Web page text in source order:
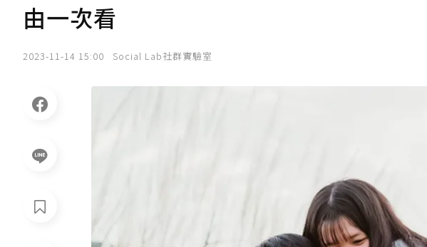
由一次看
2023-11-14 15:00 Social Lab社群實驗室